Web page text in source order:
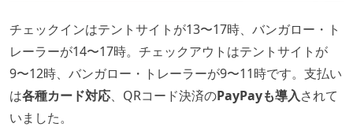
チェックインはテントサイトが13〜17時、バンガロー・ト
レーラーが14〜17時。チェックアウトはテントサイトが
9〜12時、バンガロー・トレーラーが9〜11時です。支払い
は各種カード対応、QRコード決済のPayPayも導入されて
いました。